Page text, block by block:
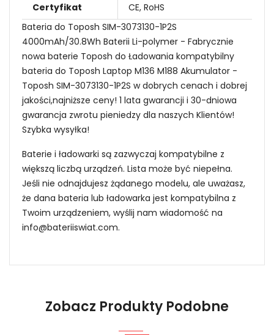
Certyfikat
CE, RoHS
Bateria do Toposh SIM-3073130-1P2S
4000mAh/30.8Wh Baterii Li-polymer - Fabrycznie
nowa baterie Toposh do Ładowania kompatybilny
bateria do Toposh Laptop M136 M188 Akumulator -
Toposh SIM-3073130-1P2S w dobrych cenach i dobrej
jakości,najniższe ceny! 1 lata gwarancji i 30-dniowa
gwarancja zwrotu pieniedzy dla naszych Klientów!
Szybka wysyłka!
Baterie i ładowarki są zazwyczaj kompatybilne z
większą liczbą urządzeń. Lista może być niepełna.
Jeśli nie odnajdujesz żądanego modelu, ale uważasz,
że dana bateria lub ładowarka jest kompatybilna z
Twoim urządzeniem, wyślij nam wiadomość na
info@bateriiswiat.com.
Niezawodność i pewność
1.Model urządzenia
Zobacz Produkty Podobne